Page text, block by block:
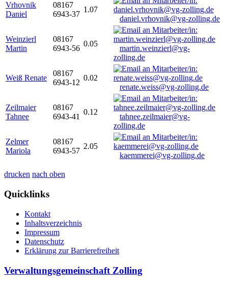
Vrhovnik
Daniel
08167
6943-37
1.07
daniel.vrhovnik@vg-zolling.de
Weinzierl
Martin
08167
6943-56
0.05
martin.weinzierl@vg-
zolling.de
Weiß Renate
08167
6943-12
0.02
renate.weiss@vg-zolling.de
Zeilmaier
Tahnee
08167
6943-41
0.12
tahnee.zeilmaier@vg-
zolling.de
Zelmer
Mariola
08167
6943-57
2.05
kaemmerei@vg-zolling.de
drucken nach oben
Quicklinks
Kontakt
Inhaltsverzeichnis
Impressum
Datenschutz
Erklärung zur Barrierefreiheit
Verwaltungsgemeinschaft Zolling